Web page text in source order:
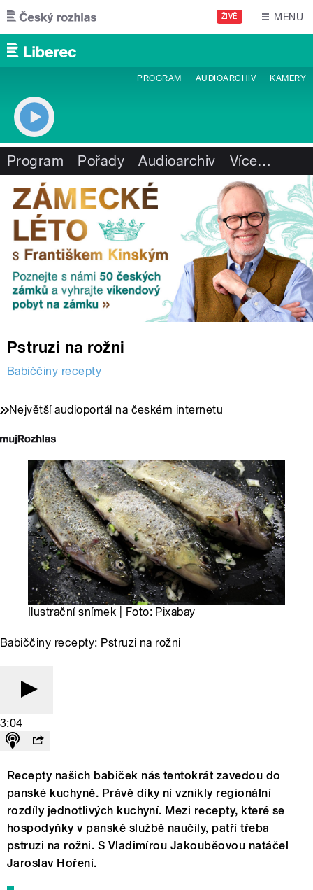
Přejít k hlavnímu obsahu
ŽIVĚ MENU
PROGRAM AUDIOARCHIV KAMERY
Program Pořady Audioarchiv Více…
Pstruzi na rožni
Babiččiny recepty
Největší audioportál na českém internetu
Ilustrační snímek | Foto: Pixabay
Babiččiny recepty: Pstruzi na rožni
3:04
Recepty našich babiček nás tentokrát zavedou do
panské kuchyně. Právě díky ní vznikly regionální
rozdíly jednotlivých kuchyní. Mezi recepty, které se
hospodyňky v panské službě naučily, patří třeba
pstruzi na rožni. S Vladimírou Jakouběovou natáčel
Jaroslav Hoření.